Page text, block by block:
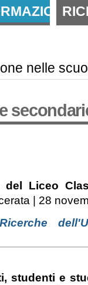
nelle
del Liceo
| 28
studenti e